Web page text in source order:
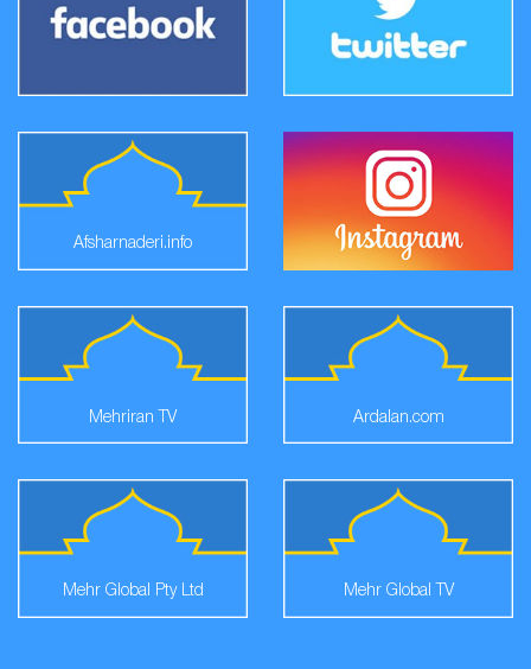
Afsharnaderi.info
Ardalan.com
Mehriran TV
Mehr Global TV
Mehr Global Pty Ltd